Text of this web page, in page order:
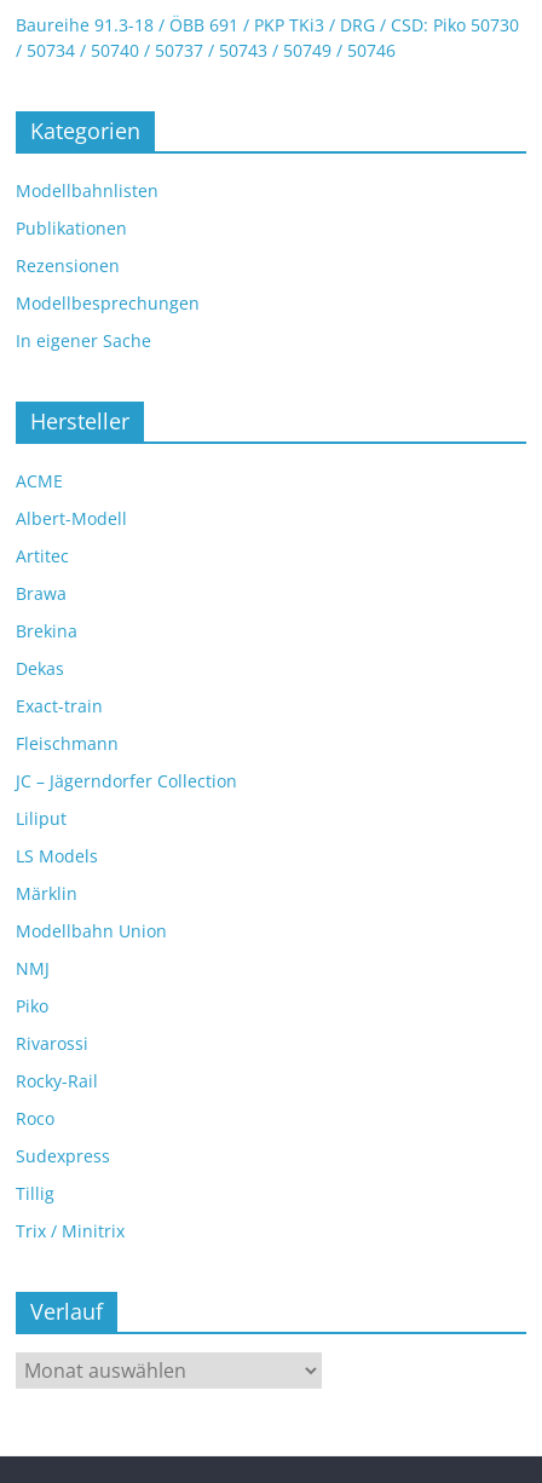
Baureihe 91.3-18 / ÖBB 691 / PKP TKi3 / DRG / CSD: Piko 50730
/ 50734 / 50740 / 50737 / 50743 / 50749 / 50746
Kategorien
Modellbahnlisten
Publikationen
Rezensionen
Modellbesprechungen
In eigener Sache
Hersteller
ACME
Albert-Modell
Artitec
Brawa
Brekina
Dekas
Exact-train
Fleischmann
JC – Jägerndorfer Collection
Liliput
LS Models
Märklin
Modellbahn Union
NMJ
Piko
Rivarossi
Rocky-Rail
Roco
Sudexpress
Tillig
Trix / Minitrix
Verlauf